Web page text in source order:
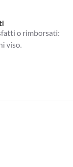
o rimborsati:
viso.